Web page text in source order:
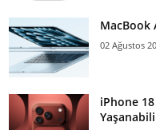
MacBook
02 Ağustos
iPhone